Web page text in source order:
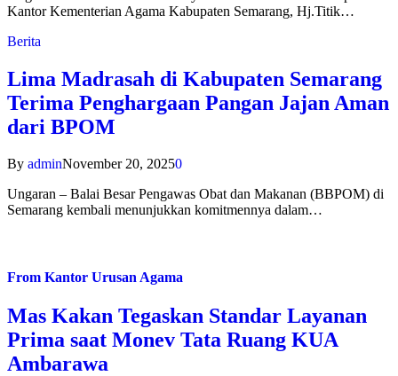
Kantor Kementerian Agama Kabupaten Semarang, Hj.Titik…
Berita
Lima Madrasah di Kabupaten Semarang
Terima Penghargaan Pangan Jajan Aman
dari BPOM
By adminNovember 20, 20250
Ungaran – Balai Besar Pengawas Obat dan Makanan (BBPOM) di
Semarang kembali menunjukkan komitmennya dalam…
From Kantor Urusan Agama
Mas Kakan Tegaskan Standar Layanan
Prima saat Monev Tata Ruang KUA
Ambarawa